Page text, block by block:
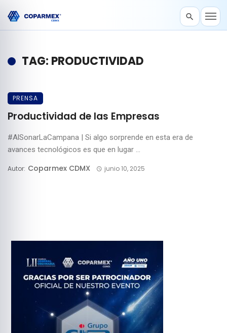
TAG: PRODUCTIVIDAD
PRENSA
Productividad de las Empresas
#AlSonarLaCampana | Si algo sorprende en esta era de
avances tecnológicos es que en lugar ...
Autor: Coparmex CDMX junio 10, 2025